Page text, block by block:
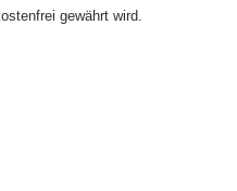
gewährt wird.